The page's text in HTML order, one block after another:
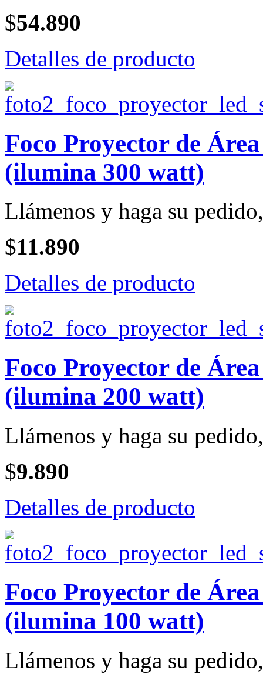
$54.890
Detalles de producto
Foco Proyector de
(ilumina 300 watt)
Llámenos y haga su
$11.890
Detalles de producto
Foco Proyector de
(ilumina 200 watt)
Llámenos y haga su
$9.890
Detalles de producto
Foco Proyector de
(ilumina 100 watt)
Llámenos y haga su